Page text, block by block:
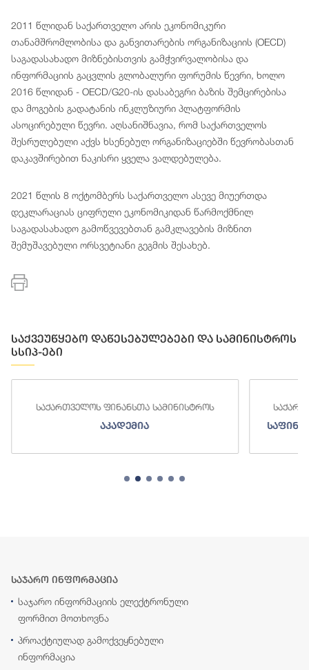
2011 წლიდან საქართველო არის ეკონომიკური
თანამშრომლობისა და განვითარების ორგანიზაციის (OECD)
საგადასახადო მიზნებისთვის გამჭვირვალობისა და
ინფორმაციის გაცვლის გლობალური ფორუმის წევრი, ხოლო
2016 წლიდან - OECD/G20-ის დასაბეგრი ბაზის შემცირებისა
და მოგების გადატანის ინკლუზიური პლატფორმის
ასოცირებული წევრი. აღსანიშნავია, რომ საქართველოს
შესრულებული აქვს ხსენებულ ორგანიზაციებში წევრობასთან
დაკავშირებით ნაკისრი ყველა ვალდებულება.
2021 წლის 8 ოქტომბერს საქართველო ასევე მიუერთდა
დეკლარაციას ციფრული ეკონომიკიდან წარმოქმნილ
საგადასახადო გამოწვევებთან გამკლავების მიზნით
შემუშავებული ორსვეტიანი გეგმის შესახებ.
საქვეუწყებო დაწესებულებები და სამინისტროს
სსიპ-ები
საქართველოს ფინანსთა სამინისტროს
აკადემია
საჯარო ინფორმაცია
საჯარო ინფორმაციის ელექტრონული
ფორმით მოთხოვნა
პროაქტიულად გამოქვეყნებული
ინფორმაცია